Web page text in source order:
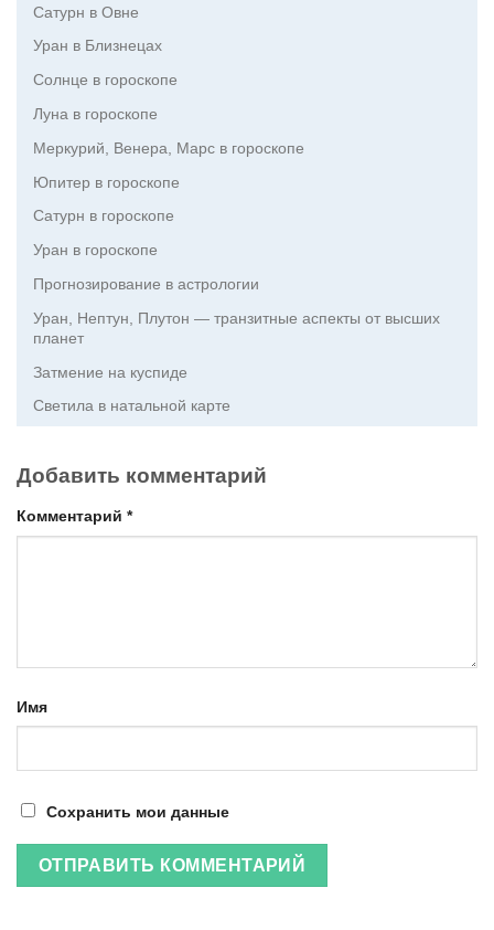
Сатурн в Овне
Уран в Близнецах
Солнце в гороскопе
Луна в гороскопе
Меркурий, Венера, Марс в гороскопе
Юпитер в гороскопе
Сатурн в гороскопе
Уран в гороскопе
Прогнозирование в астрологии
Уран, Нептун, Плутон — транзитные аспекты от высших
планет
Затмение на куспиде
Светила в натальной карте
Добавить комментарий
Комментарий *
Имя
Сохранить мои данные